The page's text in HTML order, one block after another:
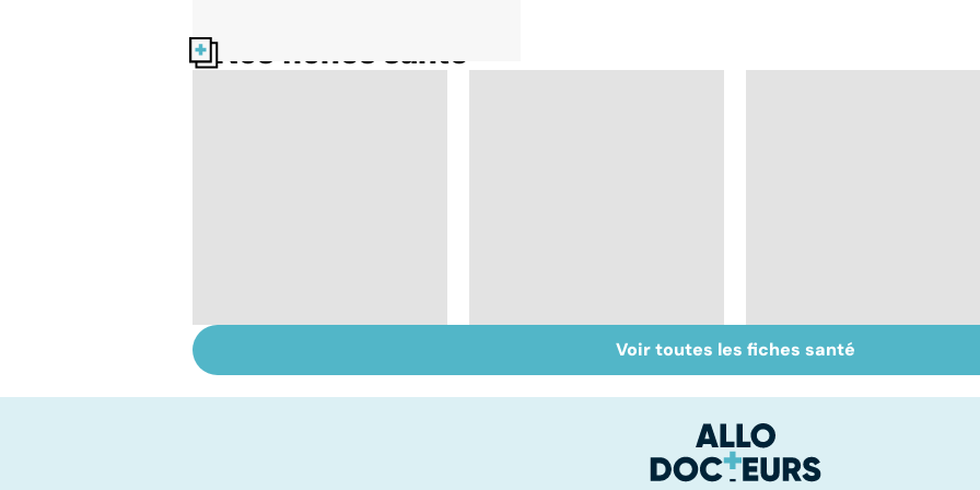
Nos fiches santé
cancer de la vessie
Mélanome : le plus
redouté des cancers
Prolapsus : quand les
organes descendent
Voir toutes les fiches santé